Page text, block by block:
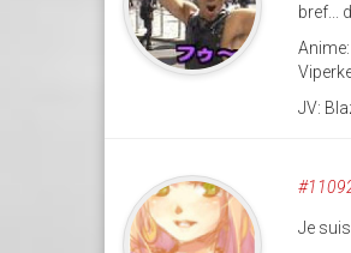
bref...
JV:
Je